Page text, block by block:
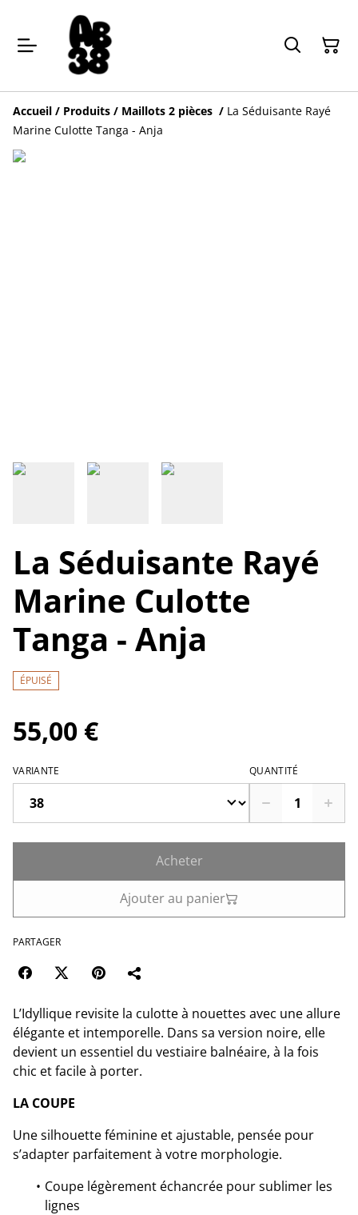
Accueil / Produits / Maillots 2 pièces / La Séduisante Rayé
Marine Culotte Tanga - Anja
La Séduisante Rayé
Marine Culotte
Tanga - Anja
ÉPUISÉ
55,00 €
VARIANTE QUANTITÉ
Acheter
Ajouter au panier
PARTAGER
L’Idyllique revisite la culotte à nouettes avec une allure
élégante et intemporelle. Dans sa version noire, elle
devient un essentiel du vestiaire balnéaire, à la fois
chic et facile à porter.
LA COUPE
Une silhouette féminine et ajustable, pensée pour
s’adapter parfaitement à votre morphologie.
Coupe légèrement échancrée pour sublimer les
lignes